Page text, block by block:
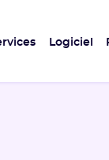
Logiciel